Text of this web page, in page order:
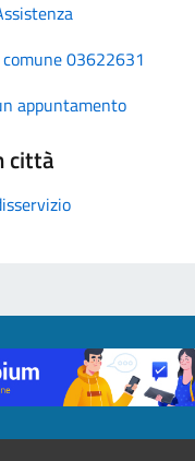
03622631
appuntamento
città